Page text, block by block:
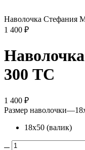
Наволочка Стефания
1 400 ₽
300 ТС
1 400 ₽
Размер наволочки—
18х50 (валик)